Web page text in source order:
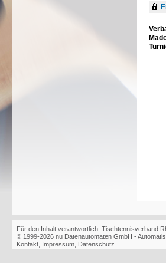
Für den Inhalt verantwortlich: Tischtennisverband
© 1999-2026 nu Datenautomaten GmbH -
Kontakt Impressum Datenschutz